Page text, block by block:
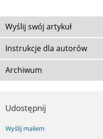
Wyślij swój artykuł
Instrukcje dla autorów
Archiwum
Udostępnij
Wyślij mailem